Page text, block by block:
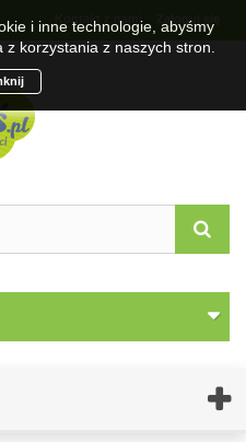
Zaloguj się
Kontakt z nami
i inne technologie, abyśmy
korzystania z naszych stron.